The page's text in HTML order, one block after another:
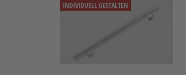
INDIVIDUELL GESTALTEN